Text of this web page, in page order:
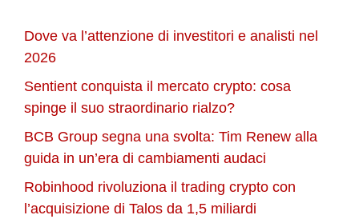
Dove va l’attenzione di investitori e analisti nel
2026
Sentient conquista il mercato crypto: cosa
spinge il suo straordinario rialzo?
BCB Group segna una svolta: Tim Renew alla
guida in un’era di cambiamenti audaci
Robinhood rivoluziona il trading crypto con
l’acquisizione di Talos da 1,5 miliardi